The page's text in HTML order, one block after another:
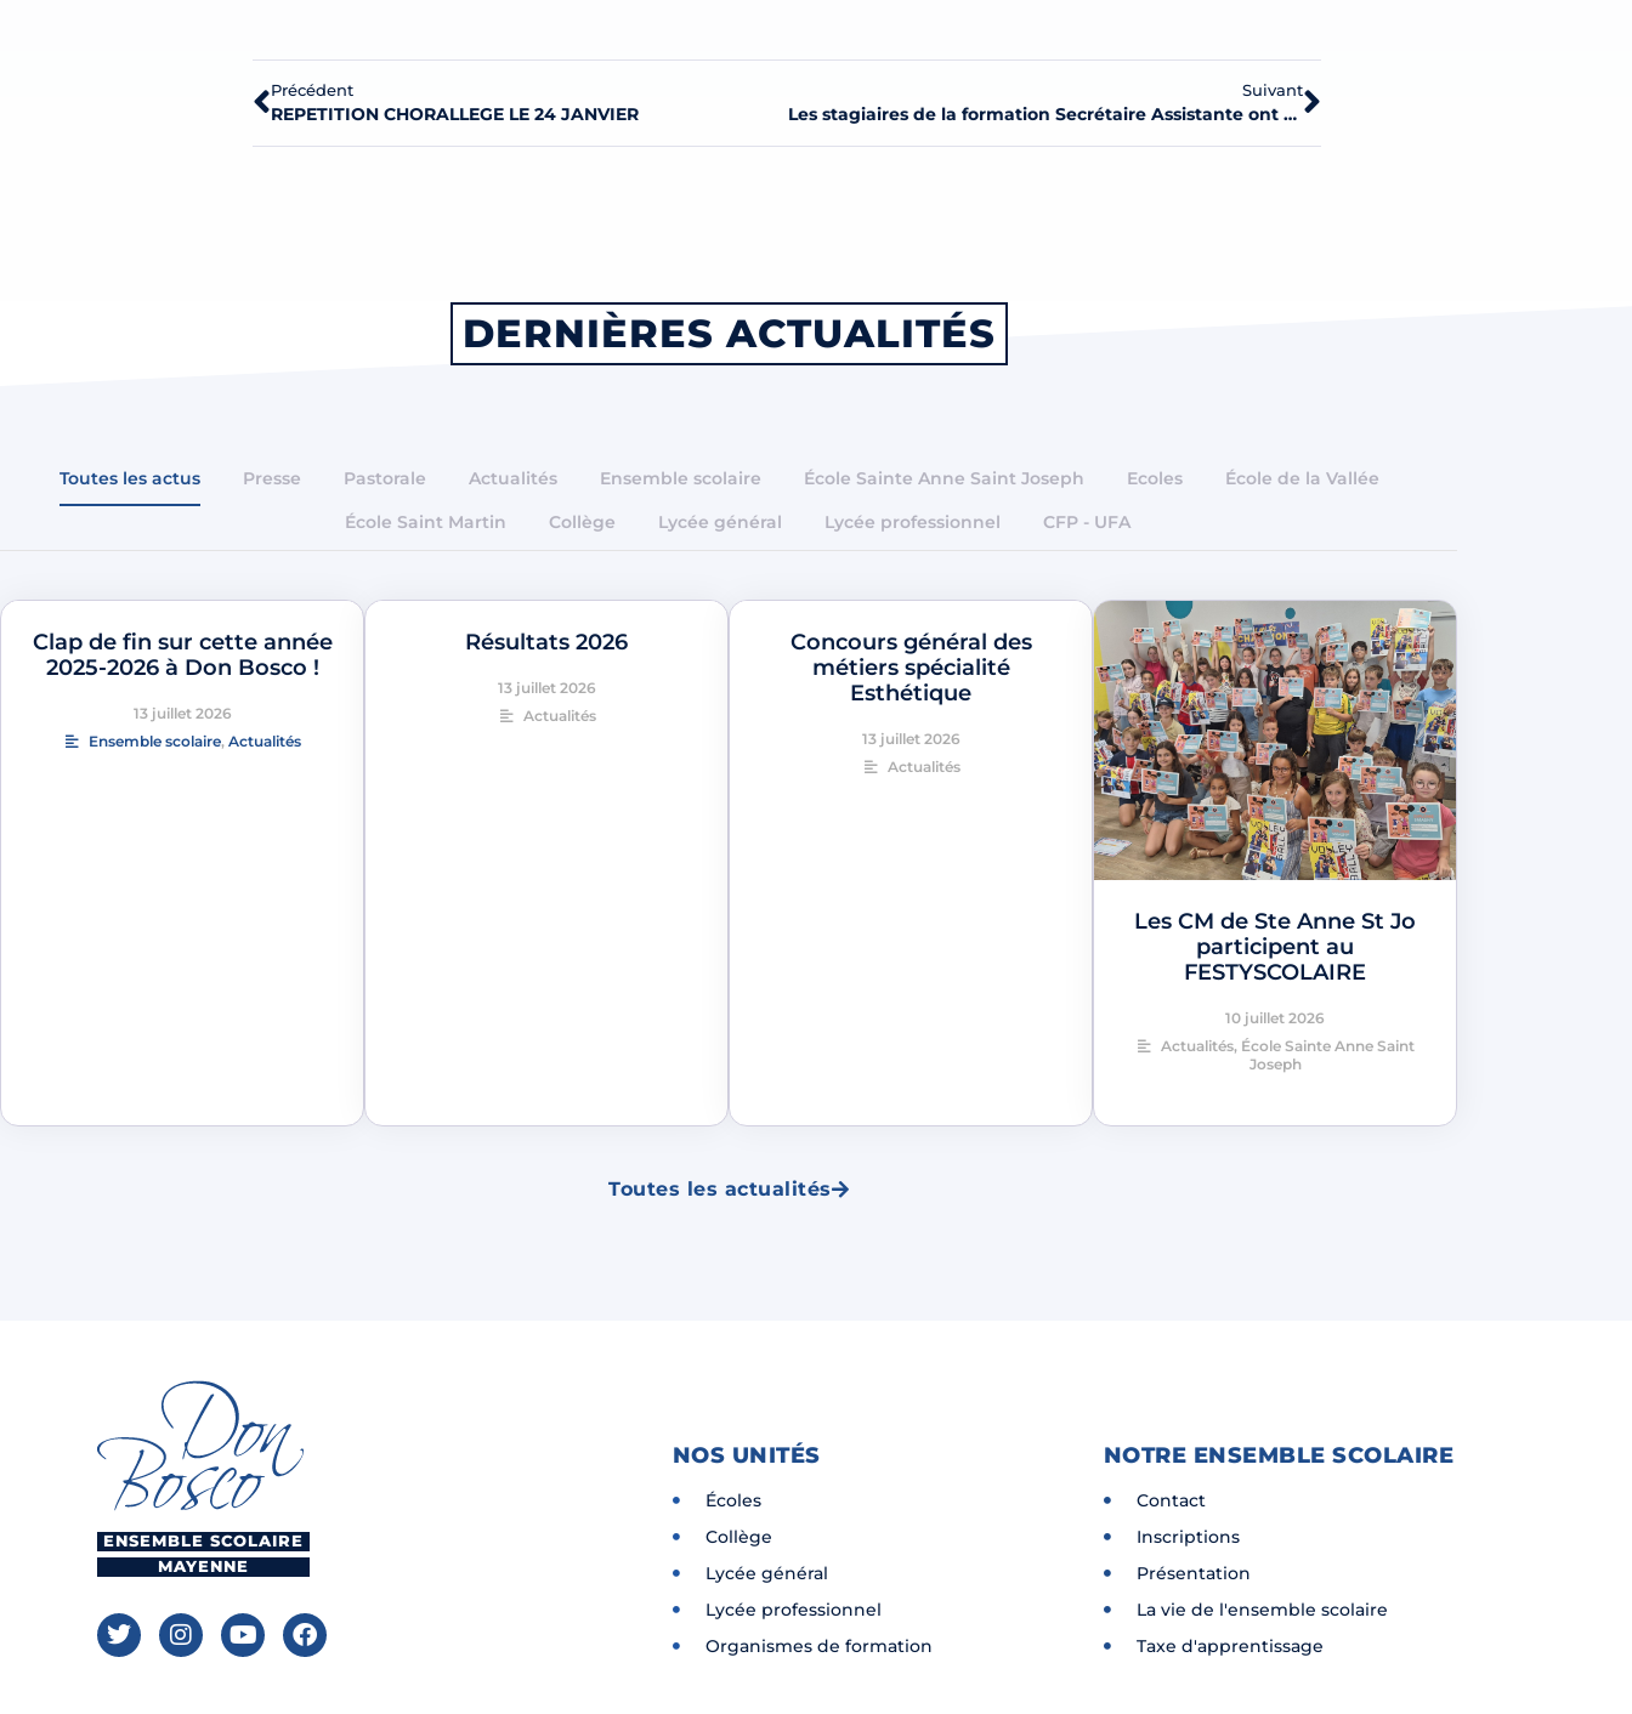
Précédent
REPETITION CHORALLEGE LE 24 JANVIER
Suivant
Les stagiaires de la formation Secrétaire Assistante ont mis les petits plats dans les grands
DERNIÈRES ACTUALITÉS
Toutes les actus Presse Pastorale Actualités Ensemble scolaire École Sainte Anne Saint Joseph Ecoles
École de la Vallée
École Saint Martin
Collège Lycée général Lycée professionnel CFP - UFA
Clap de fin sur cette année
2025-2026 à Don Bosco !
13 juillet 2026
Ensemble scolaire, Actualités
Résultats 2026
13 juillet 2026
Actualités
Concours général des
métiers spécialité
Esthétique
13 juillet 2026
Actualités
Les CM de Ste Anne St Jo
participent au
FESTYSCOLAIRE
10 juillet 2026
Actualités, École Sainte Anne Saint
Joseph
Toutes les actualités
ENSEMBLE SCOLAIRE
MAYENNE
NOS UNITÉS
Écoles
Collège
Lycée général
Lycée professionnel
Organismes de formation
NOTRE ENSEMBLE SCOLAIRE
Contact
Inscriptions
Présentation
La vie de l'ensemble scolaire
Taxe d'apprentissage